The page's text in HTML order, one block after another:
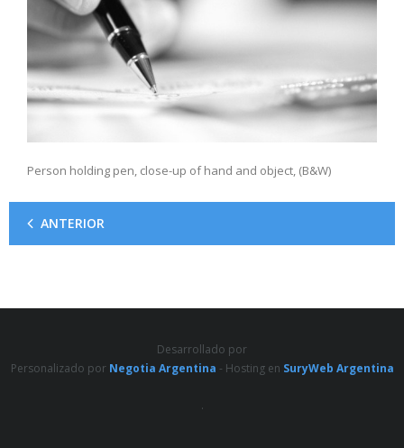
Person holding pen, close-up of hand and object, (B&W)
ANTERIOR
Desarrollado por
Personalizado por Negotia Argentina - Hosting en SuryWeb Argentina
.